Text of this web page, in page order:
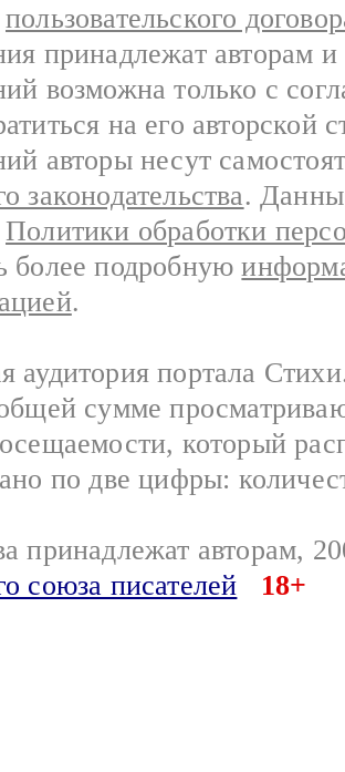
пользовательского
принадлежат авторам
возможна только с
на его авторской
авторы несут
законодательства.
Политики обработки
более подробную
.
аудитория портала
сумме
который
по две цифры:
принадлежат авторам,
союза писателей
18+